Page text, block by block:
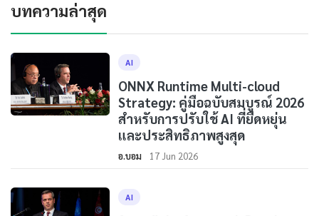
บทความล่าสุด
AI
ONNX Runtime Multi-cloud
Strategy: คู่มือฉบับสมบูรณ์ 2026
สำหรับการปรับใช้ AI ที่ยืดหยุ่น
และประสิทธิภาพสูงสุด
อ.บอม 17 Jun 2026
AI